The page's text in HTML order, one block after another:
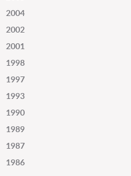
2004
2002
2001
1998
1997
1993
1990
1989
1987
1986